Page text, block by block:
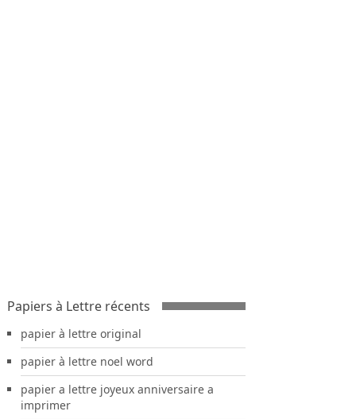
Papiers à Lettre récents
papier à lettre original
papier à lettre noel word
papier a lettre joyeux anniversaire a
imprimer